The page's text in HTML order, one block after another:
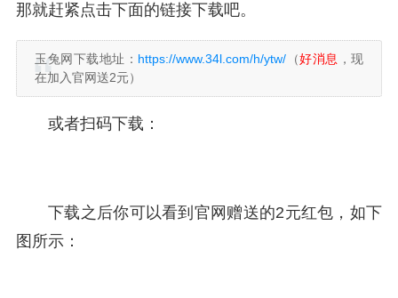
那就赶紧点击下面的链接下载吧。
玉兔网下载地址： https://www.34l.com/h/ytw/ （好消息 ，现
在加入官网送2元）
或者扫码下载：
下载之后你可以看到官网赠送的2元红包，如下
图所示：